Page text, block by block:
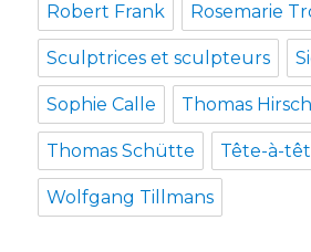
Robert Frank Rosemarie
Sculptrices et sculpteurs
Sophie Calle Thomas
Thomas Schütte Tête-à-
Wolfgang Tillmans